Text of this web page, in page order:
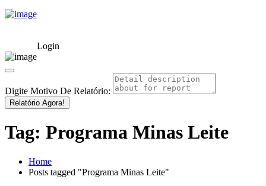
Login
Digite Motivo De Relatório:
Relatório Agora!
Tag: Programa Minas Leite
Home
Posts tagged "Programa Minas Leite"